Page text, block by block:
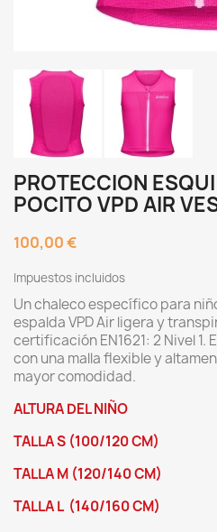
PROTECCION
POCITO VPD AIR
100,00 €
Impuestos incluidos
Un chaleco específico para
espalda VPD Air ligera y
certificación EN1621: 2 Nivel 1.
con una malla flexible y
mayor comodidad.
ALTURA DEL NIÑO
TALLA S (100/120 CM)
TALLA M (120/140 CM)
TALLA L (140/160 CM)